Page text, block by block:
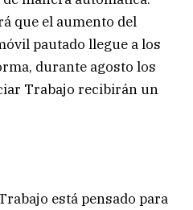
que el aumento del
pautado llegue a los
durante agosto los
Trabajo recibirán un
está pensado para